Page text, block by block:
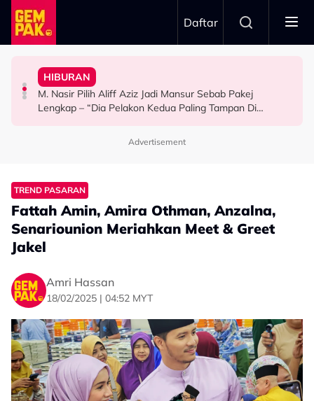
Skip to main content
Daftar
HIBURAN
M. Nasir Pilih Aliff Aziz, Melinda Dadew Hidupkan Kisah
Mansur & Liu
HIBURAN
M. Nasir Pilih Aliff Aziz Jadi Mansur Sebab Pakej
Lengkap – “Dia Pelakon Kedua Paling Tampan Di
GAYA HIDUP
Ramai Masih Bujang Bukan Kerana Memilih Tetapi...
HIBURAN
Impian Yusry Untuk Dikenali Sebagai Penyanyi Rock -
“Bila Saya Cakap Dengan Lisa Nak Buat…”
Advertisement
TREND PASARAN
Fattah Amin, Amira Othman, Anzalna,
Senariounion Meriahkan Meet & Greet
Jakel
Amri Hassan
18/02/2025 | 04:52 MYT